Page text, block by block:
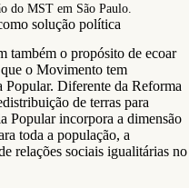
do MST em São Paulo.
solução política
também o propósito de ecoar
o Movimento tem
Popular. Diferente da Reforma
de terras para
Popular incorpora a dimensão
toda a população, a
relações sociais igualitárias no